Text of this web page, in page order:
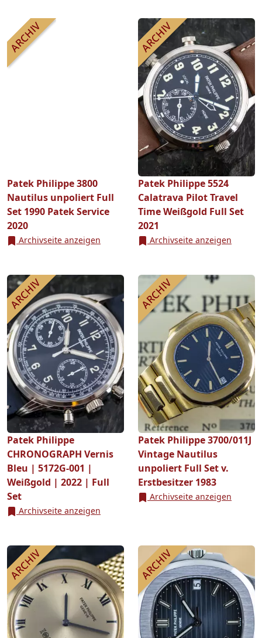
Patek Philippe 3800
Nautilus unpoliert Full
Set 1990 Patek Service
2020
Archivseite anzeigen
Patek Philippe 5524
Calatrava Pilot Travel
Time Weißgold Full Set
2021
Archivseite anzeigen
Patek Philippe
CHRONOGRAPH Vernis
Bleu | 5172G-001 |
Weißgold | 2022 | Full
Set
Archivseite anzeigen
Patek Philippe 3700/011J
Vintage Nautilus
unpoliert Full Set v.
Erstbesitzer 1983
Archivseite anzeigen